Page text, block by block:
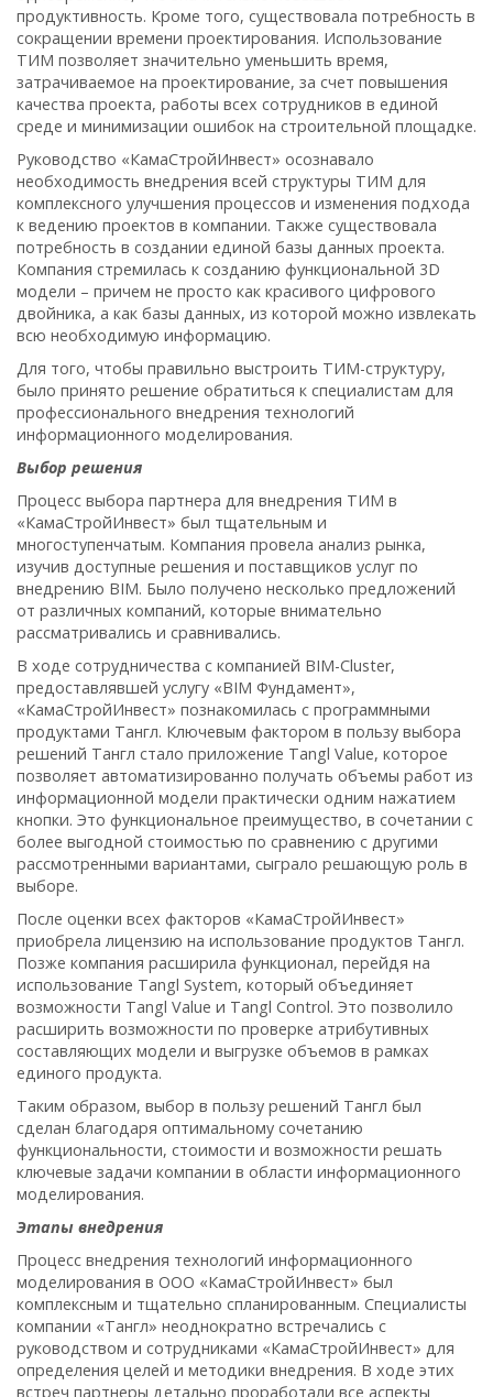
продуктивность. Кроме того, существовала потребность в
сокращении времени проектирования. Использование
ТИМ позволяет значительно уменьшить время,
затрачиваемое на проектирование, за счет повышения
качества проекта, работы всех сотрудников в единой
среде и минимизации ошибок на строительной площадке.
Руководство «КамаСтройИнвест» осознавало
необходимость внедрения всей структуры ТИМ для
комплексного улучшения процессов и изменения подхода
к ведению проектов в компании. Также существовала
потребность в создании единой базы данных проекта.
Компания стремилась к созданию функциональной 3D
модели – причем не просто как красивого цифрового
двойника, а как базы данных, из которой можно извлекать
всю необходимую информацию.
Для того, чтобы правильно выстроить ТИМ-структуру,
было принято решение обратиться к специалистам для
профессионального внедрения технологий
информационного моделирования.
Выбор решения
Процесс выбора партнера для внедрения ТИМ в
«КамаСтройИнвест» был тщательным и
многоступенчатым. Компания провела анализ рынка,
изучив доступные решения и поставщиков услуг по
внедрению BIM. Было получено несколько предложений
от различных компаний, которые внимательно
рассматривались и сравнивались.
В ходе сотрудничества с компанией BIM-Cluster,
предоставлявшей услугу «BIM Фундамент»,
«КамаСтройИнвест» познакомилась с программными
продуктами Тангл. Ключевым фактором в пользу выбора
решений Тангл стало приложение Tangl Value, которое
позволяет автоматизированно получать объемы работ из
информационной модели практически одним нажатием
кнопки. Это функциональное преимущество, в сочетании с
более выгодной стоимостью по сравнению с другими
рассмотренными вариантами, сыграло решающую роль в
выборе.
После оценки всех факторов «КамаСтройИнвест»
приобрела лицензию на использование продуктов Тангл.
Позже компания расширила функционал, перейдя на
использование Tangl System, который объединяет
возможности Tangl Value и Tangl Control. Это позволило
расширить возможности по проверке атрибутивных
составляющих модели и выгрузке объемов в рамках
единого продукта.
Таким образом, выбор в пользу решений Тангл был
сделан благодаря оптимальному сочетанию
функциональности, стоимости и возможности решать
ключевые задачи компании в области информационного
моделирования.
Этапы внедрения
Процесс внедрения технологий информационного
моделирования в ООО «КамаСтройИнвест» был
комплексным и тщательно спланированным. Специалисты
компании «Тангл» неоднократно встречались с
руководством и сотрудниками «КамаСтройИнвест» для
определения целей и методики внедрения. В ходе этих
встреч партнеры детально проработали все аспекты